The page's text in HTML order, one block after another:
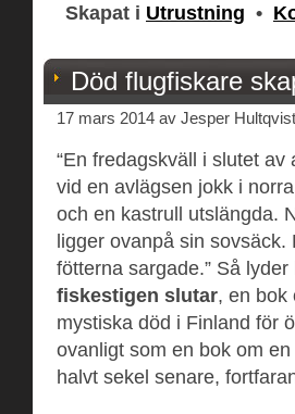
Skapat i Utrustning •
Död flugfiskare
17 mars 2014 av Jesper Hultqvist
“En fredagskväll i slutet
vid en avlägsen jokk i
och en kastrull utslängda.
ligger ovanpå sin
fötterna sargade.” Så
fiskestigen slutar, en bok
mystiska död i Finland för
ovanligt som en bok om
halvt sekel senare,